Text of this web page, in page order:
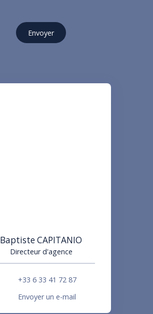
Envoyer
Baptiste CAPITANIO
Directeur d'agence
+33 6 33 41 72 87
Envoyer un e-mail